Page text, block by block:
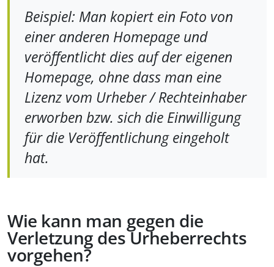
Beispiel: Man kopiert ein Foto von
einer anderen Homepage und
veröffentlicht dies auf der eigenen
Homepage, ohne dass man eine
Lizenz vom Urheber / Rechteinhaber
erworben bzw. sich die Einwilligung
für die Veröffentlichung eingeholt
hat.
Wie kann man gegen die
Verletzung des Urheberrechts
vorgehen?